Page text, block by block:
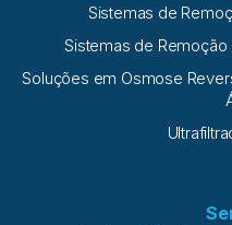
Sistemas de
Sistemas de
Soluções em Osmose